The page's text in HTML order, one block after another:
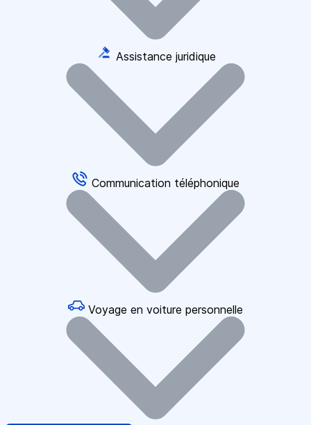
Assistance juridique
Communication téléphonique
Voyage en voiture personnelle